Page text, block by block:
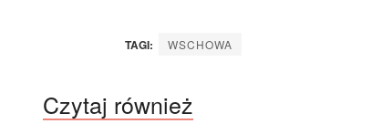
TAGI: WSCHOWA
Czytaj również